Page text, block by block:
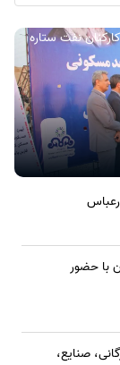
واحد مسکونی کارکنان نفت ستاره
با حضور
صنایع،